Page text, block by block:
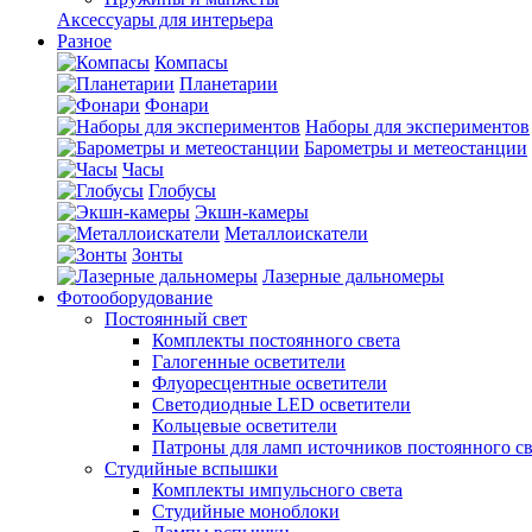
Аксессуары для интерьера
Разное
Компасы
Планетарии
Фонари
Наборы для экспериментов
Барометры и метеостанции
Часы
Глобусы
Экшн-камеры
Металлоискатели
Зонты
Лазерные дальномеры
Фотооборудование
Постоянный свет
Комплекты постоянного света
Галогенные осветители
Флуоресцентные осветители
Светодиодные LED осветители
Кольцевые осветители
Патроны для ламп источников постоянного
Студийные вспышки
Комплекты импульсного света
Студийные моноблоки